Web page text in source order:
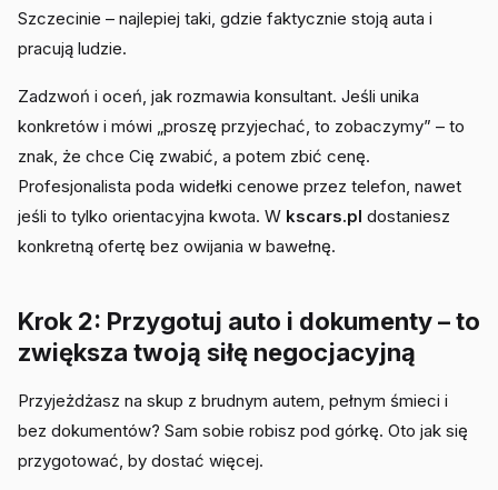
Szczecinie – najlepiej taki, gdzie faktycznie stoją auta i
pracują ludzie.
Zadzwoń i oceń, jak rozmawia konsultant. Jeśli unika
konkretów i mówi „proszę przyjechać, to zobaczymy” – to
znak, że chce Cię zwabić, a potem zbić cenę.
Profesjonalista poda widełki cenowe przez telefon, nawet
jeśli to tylko orientacyjna kwota. W kscars.pl dostaniesz
konkretną ofertę bez owijania w bawełnę.
Krok 2: Przygotuj auto i dokumenty – to
zwiększa twoją siłę negocjacyjną
Przyjeżdżasz na skup z brudnym autem, pełnym śmieci i
bez dokumentów? Sam sobie robisz pod górkę. Oto jak się
przygotować, by dostać więcej.